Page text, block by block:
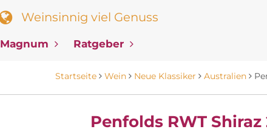
Weinsinnig viel Genuss
Magnum Ratgeber
Startseite Wein Neue Klassiker Australien
Penfolds RWT Shiraz